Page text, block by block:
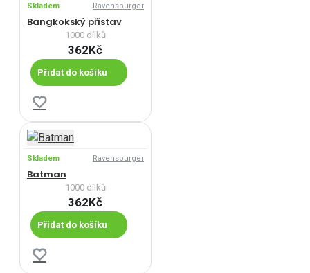
Skladem Ravensburger
Bangkokský přístav
1000 dílků
362Kč
Přidat do košíku
Skladem Ravensburger
Batman
1000 dílků
362Kč
Přidat do košíku